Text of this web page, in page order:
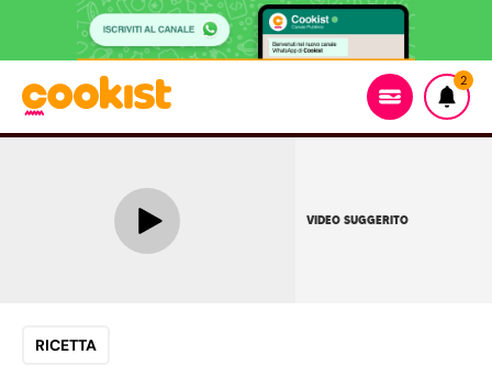
2
VIDEO SUGGERITO
RICETTA